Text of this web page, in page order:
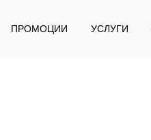
ПРОМОЦИИ УСЛУГИ